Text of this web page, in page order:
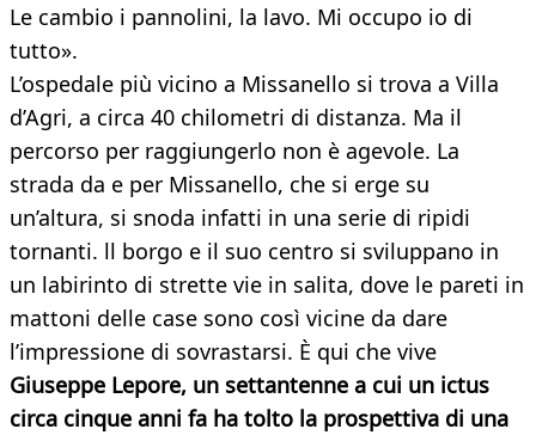
Le cambio i pannolini, la lavo. Mi occupo io di
tutto».
L’ospedale più vicino a Missanello si trova a Villa
d’Agri, a circa 40 chilometri di distanza. Ma il
percorso per raggiungerlo non è agevole. La
strada da e per Missanello, che si erge su
un’altura, si snoda infatti in una serie di ripidi
tornanti. ll borgo e il suo centro si sviluppano in
un labirinto di strette vie in salita, dove le pareti in
mattoni delle case sono così vicine da dare
l’impressione di sovrastarsi. È qui che vive
Giuseppe Lepore, un settantenne a cui un ictus
circa cinque anni fa ha tolto la prospettiva di una